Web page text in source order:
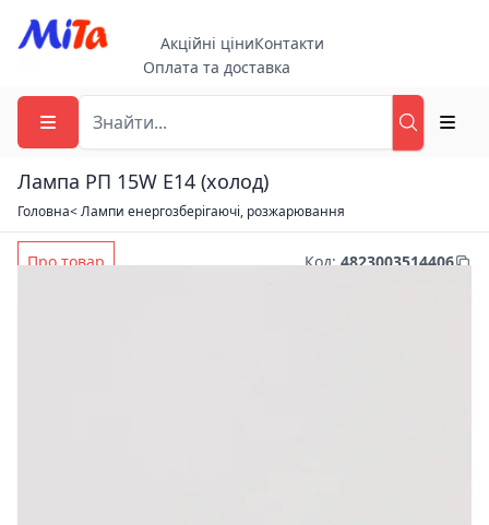
Акційні ціниКонтакти
Оплата та доставка
Лампа РП 15W E14 (холод)
Головна< Лампи енергозберігаючі, розжарювання
Про товар Код:4823003514406